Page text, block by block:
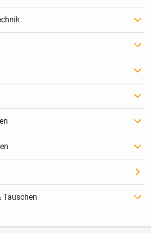
Tauschen